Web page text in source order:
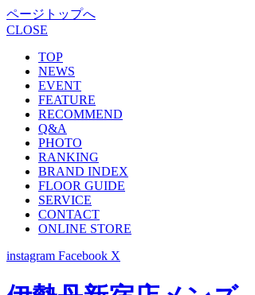
ページトップへ
CLOSE
TOP
NEWS
EVENT
FEATURE
RECOMMEND
Q&A
PHOTO
RANKING
BRAND INDEX
FLOOR GUIDE
SERVICE
CONTACT
ONLINE STORE
instagram Facebook X